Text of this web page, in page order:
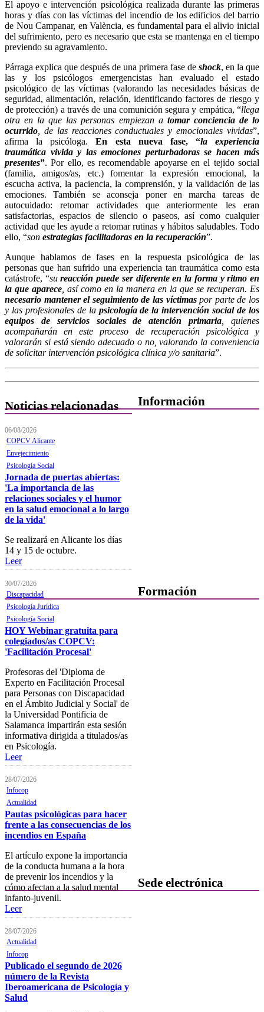
El apoyo e intervención psicológica realizada durante las primeras
horas y días con las víctimas del incendio de los edificios del barrio
de Nou Campanar, en València, es fundamental para el alivio inicial
del sufrimiento, pero es necesario que esta se mantenga en el tiempo
previendo su agravamiento.
Párraga explica que después de una primera fase de shock, en la que
las y los psicólogos emergencistas han evaluado el estado
psicológico de las víctimas (valorando las necesidades básicas de
seguridad, alimentación, relación, identificando factores de riesgo y
de protección) a través de una comunición segura y empática, “llega
otra en la que las personas empiezan a tomar conciencia de lo
ocurrido , de las reacciones conductuales y emocionales vividas”,
afirma la psicóloga.En esta nueva fase, “la experiencia
traumática vivida y las emociones perturbadoras se hacen más
presentes”. Por ello, es recomendable apoyarse en el tejido social
(familia, amigos/as, etc.) fomentar la expresión emocional, la
escucha activa, la paciencia, la comprensión, y la validación de las
emociones. También se aconseja poner en marcha tareas de
autocuidado: retomar actividades que anteriormente les eran
satisfactorias, espacios de silencio o paseos, así como cualquier
actividad que les ayude a retomar rutinas y hábitos saludables. Todo
ello, “son estrategias facilitadoras en la recuperación”.
Aunque hablamos de fases en la respuesta psicológica de las
personas que han sufrido una experiencia tan traumática como esta
catástrofe, “sureacción puede ser diferente en la forma y ritmo en
la que aparece , así como en la manera en la que se recuperan. Es
necesario mantener el seguimiento de las víctimaspor parte de los
y las profesionales de la psicología de la intervención social de los
equipos de servicios sociales de atención primaria , quienes
acompañarán en este proceso de recuperación psicológica y
valorarán si está siendo adecuado o no, valorando la conveniencia
de solicitar intervención psicológica clínica y/o sanitaria”.
Noticias relacionadas
06/08/2026
COPCV Alicante
Envejecimiento
Psicología Social
Jornada de puertas abiertas:
'La importancia de las
relaciones sociales y el humor
en la salud emocional a lo largo
de la vida'
Se realizará en Alicante los días
14 y 15 de octubre.
Leer
30/07/2026
Discapacidad
Psicología Jurídica
Psicología Social
HOY Webinar gratuita para
colegiados/as COPCV:
'Facilitación Procesal'
Profesoras del 'Diploma de
Experto en Facilitación Procesal
para Personas con Discapacidad
en el Ámbito Judicial y Social' de
la Universidad Pontificia de
Salamanca impartirán esta sesión
informativa dirigida a titulados/as
en Psicología.
Leer
28/07/2026
Infocop
Actualidad
Pautas psicológicas para hacer
frente a las consecuencias de los
incendios en España
El artículo expone la importancia
de la conducta humana a la hora
de prevenir los incendios y la
cómo afectan a la salud mental
infanto-juvenil.
Leer
28/07/2026
Actualidad
Infocop
Publicado el segundo de 2026
número de la Revista
Iberoamericana de Psicología y
Salud
Información
Formación
Sede electrónica